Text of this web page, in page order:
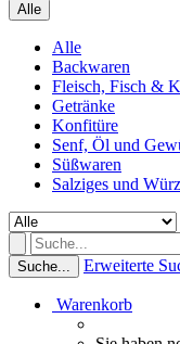
Alle
Alle
Backwaren
Fleisch, Fisch &
Getränke
Konfitüre
Senf, Öl und
Süßwaren
Salziges und
Suche... Erweiterte
Warenkorb